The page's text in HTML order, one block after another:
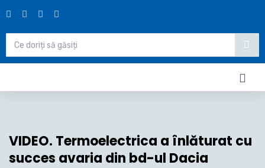
VIDEO. Termoelectrica a înlăturat cu
succes avaria din bd-ul Dacia